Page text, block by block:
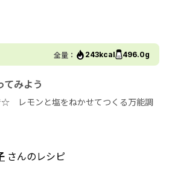
全量： 243kcal 496.0g
みよう
☆ レモンと塩をねかせてつくる万能調
さんのレシピ